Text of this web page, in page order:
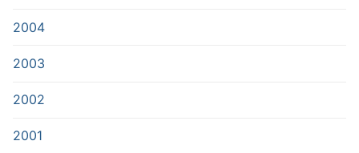
2004
2003
2002
2001